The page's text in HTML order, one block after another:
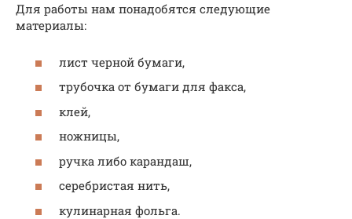
Для работы нам понадобятся следующие
материалы:
лист черной бумаги,
трубочка от бумаги для факса,
клей,
ножницы,
ручка либо карандаш,
серебристая нить,
кулинарная фольга.